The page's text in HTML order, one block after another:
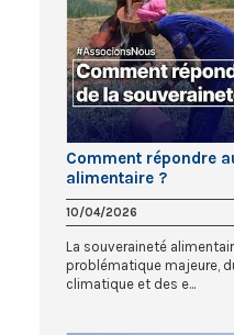
Comment répondre
alimentaire ?
10/04/2026
La souveraineté
problématique majeure,
climatique et des e...